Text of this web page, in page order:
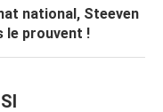
national, Steeven
le prouvent !